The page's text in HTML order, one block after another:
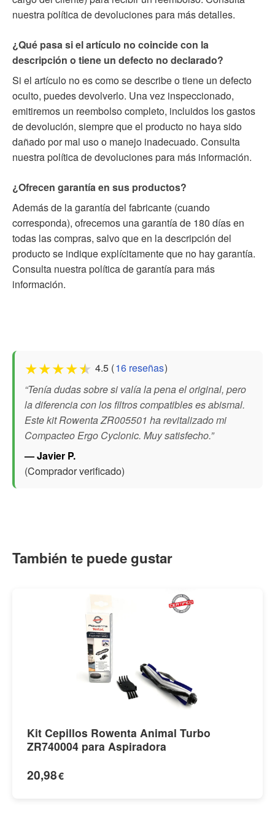
nuestra política de devoluciones para más detalles.
¿Qué pasa si el artículo no coincide con la
descripción o tiene un defecto no declarado?
Si el artículo no es como se describe o tiene un defecto
oculto, puedes devolverlo. Una vez inspeccionado,
emitiremos un reembolso completo, incluidos los gastos
de devolución, siempre que el producto no haya sido
dañado por mal uso o manejo inadecuado. Consulta
nuestra política de devoluciones para más información.
¿Ofrecen garantía en sus productos?
Además de la garantía del fabricante (cuando
corresponda), ofrecemos una garantía de 180 días en
todas las compras, salvo que en la descripción del
producto se indique explícitamente que no hay garantía.
Consulta nuestra política de garantía para más
información.
★★★★★ 4.5 (16 reseñas)
“Tenía dudas sobre si valía la pena el original, pero
la diferencia con los filtros compatibles es abismal.
Este kit Rowenta ZR005501 ha revitalizado mi
Compacteo Ergo Cyclonic. Muy satisfecho.”
— Javier P.
(Comprador verificado)
También te puede gustar
Kit Cepillos Rowenta Animal Turbo
ZR740004 para Aspiradora
20,98€